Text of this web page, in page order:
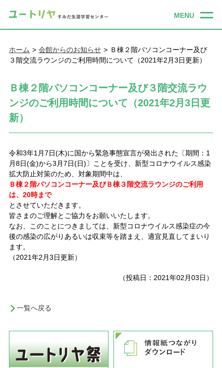
ホーム 会館からのお知らせ
Ｂ棟２階パソコンコーナー及び
３階交流ラウンジのご利用時間について（2021年2月3日更新）
Ｂ棟２階パソコンコーナー及び３階交流ラウ
ンジのご利用時間について（2021年2月3日更
新）
令和3年1月7日(木)に国から緊急事態宣言が発出された〔期間：1
月8日(金)から3月7日(日)〕ことを受け、新型コロナウイルス感染
拡大防止対策のため、対象期間中は、
Ｂ棟２階パソコンコーナー及びＢ棟３階交流ラウンジのご利用
は、20時まで
とさせていただきます。
皆さまのご理解とご協力をお願いいたします。
なお、このことにつきましては、新型コロナウイルス感染症の今
後の感染の広がりあるいは収束等を踏まえ、適宜見直してまいり
ます。
（2021年2月3日更新）
（投稿日：2021年02月03日）
一覧へ戻る